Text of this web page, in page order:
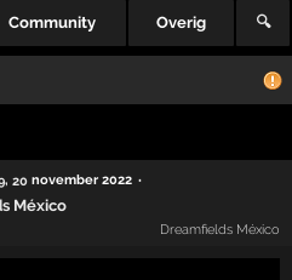
Community Overig 🔍
, 20november 2022 ·
México
Dreamfields México